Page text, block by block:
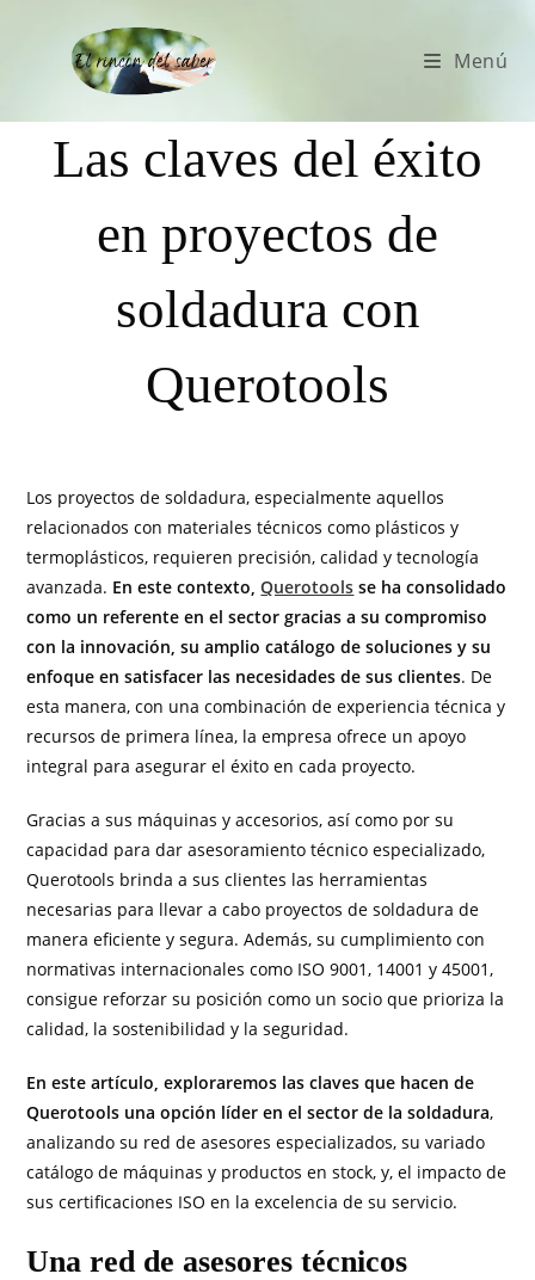
Menú
Las claves del éxito
en proyectos de
soldadura con
Querotools
Los proyectos de soldadura, especialmente aquellos
relacionados con materiales técnicos como plásticos y
termoplásticos, requieren precisión, calidad y tecnología
avanzada. En este contexto,Querotools se ha consolidado
como un referente en el sector gracias a su compromiso
con la innovación, su amplio catálogo de soluciones y su
enfoque en satisfacer las necesidades de sus clientes. De
esta manera, con una combinación de experiencia técnica y
recursos de primera línea, la empresa ofrece un apoyo
integral para asegurar el éxito en cada proyecto.
Gracias a sus máquinas y accesorios, así como por su
capacidad para dar asesoramiento técnico especializado,
Querotools brinda a sus clientes las herramientas
necesarias para llevar a cabo proyectos de soldadura de
manera eficiente y segura. Además, su cumplimiento con
normativas internacionales como ISO 9001, 14001 y 45001,
consigue reforzar su posición como un socio que prioriza la
calidad, la sostenibilidad y la seguridad.
En este artículo, exploraremos las claves que hacen de
Querotools una opción líder en el sector de la soldadura,
analizando su red de asesores especializados, su variado
catálogo de máquinas y productos en stock, y, el impacto de
sus certificaciones ISO en la excelencia de su servicio.
Una red de asesores técnicos